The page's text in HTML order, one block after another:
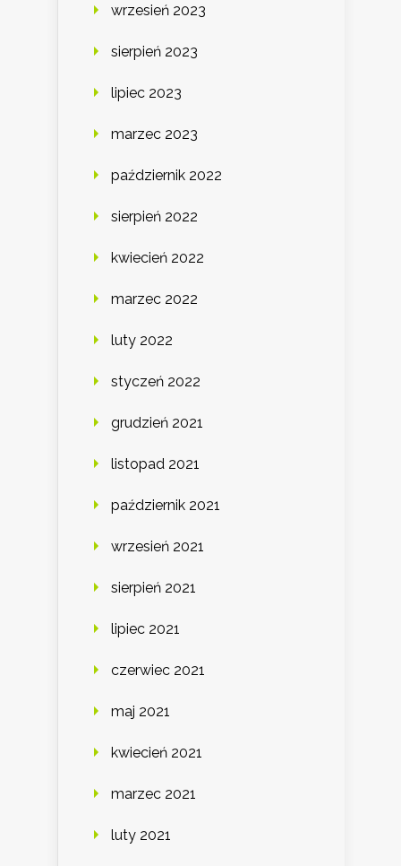
wrzesień 2023
sierpień 2023
lipiec 2023
marzec 2023
październik 2022
sierpień 2022
kwiecień 2022
marzec 2022
luty 2022
styczeń 2022
grudzień 2021
listopad 2021
październik 2021
wrzesień 2021
sierpień 2021
lipiec 2021
czerwiec 2021
maj 2021
kwiecień 2021
marzec 2021
luty 2021